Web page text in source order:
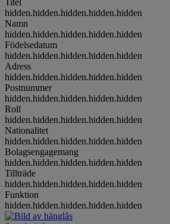
Titel
hidden.hidden.hidden.hidden.hidden
Namn
hidden.hidden.hidden.hidden.hidden
Födelsedatum
hidden.hidden.hidden.hidden.hidden
Adress
hidden.hidden.hidden.hidden.hidden
Postnummer
hidden.hidden.hidden.hidden.hidden
Roll
hidden.hidden.hidden.hidden.hidden
Nationalitet
hidden.hidden.hidden.hidden.hidden
Bolagsengagemang
hidden.hidden.hidden.hidden.hidden
Tillträde
hidden.hidden.hidden.hidden.hidden
Funktion
hidden.hidden.hidden.hidden.hidden